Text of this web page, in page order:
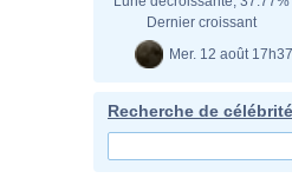
Dernier croissant
Mer. 12 août 17h37
Recherche de célébrité